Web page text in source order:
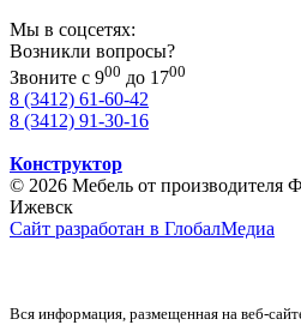
Мы в соцсетях:
Возникли вопросы?
Звоните с 900 до 1700
8 (3412) 61-60-42
8 (3412) 91-30-16
Конструктор
© 2026 Мебель от
Ижевск
Сайт разработан в ГлобалМедиа
Вся информация, размещенная на веб-